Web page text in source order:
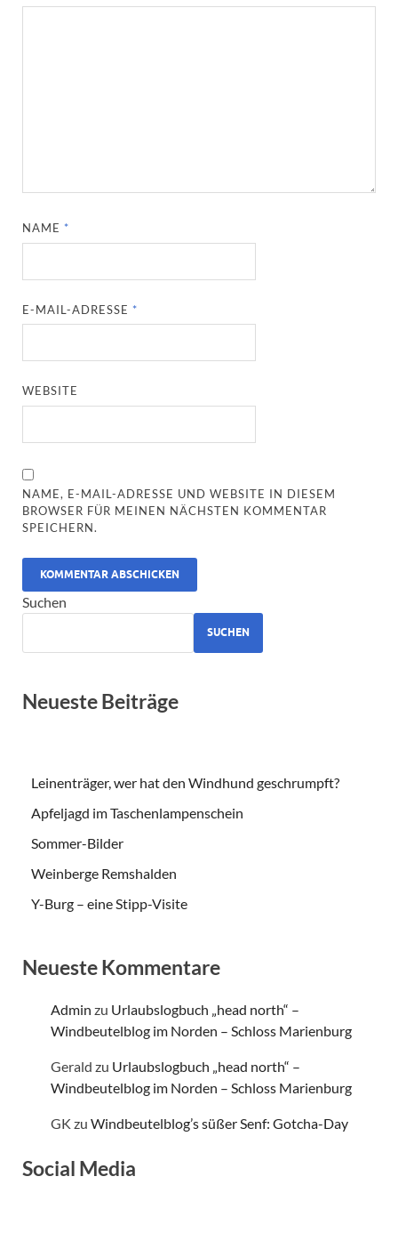
NAME *
E-MAIL-ADRESSE *
WEBSITE
NAME, E-MAIL-ADRESSE UND WEBSITE IN DIESEM
BROWSER FÜR MEINEN NÄCHSTEN KOMMENTAR
SPEICHERN.
ALTERNATIVE:
Suchen
SUCHEN
Neueste Beiträge
Leinenträger, wer hat den Windhund geschrumpft?
Apfeljagd im Taschenlampenschein
Sommer-Bilder
Weinberge Remshalden
Y-Burg – eine Stipp-Visite
Neueste Kommentare
Admin zu Urlaubslogbuch „head north“ –
Windbeutelblog im Norden – Schloss Marienburg
Gerald zu Urlaubslogbuch „head north“ –
Windbeutelblog im Norden – Schloss Marienburg
GK zu Windbeutelblog’s süßer Senf: Gotcha-Day
Social Media